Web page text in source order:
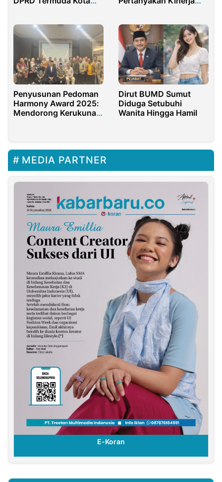
Penyusunan Pedoman
Harmony Award 2025:
Mendorong Kerukunan
Dirut BUMD Sumut
Diduga Setubuhi
Wanita Hingga Hamil
MEDIA PARTNER
E-Koran